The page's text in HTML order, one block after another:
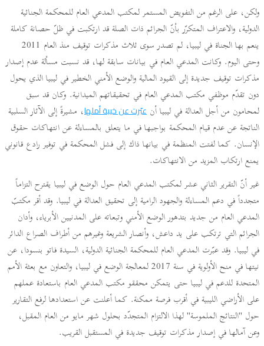
ولكن، على الرغم من التفويض المستمر لمكتب المدعي العام للمحكمة الجنائية
الدولية، والاعتراف المتكرّر بأنّ الجرائم ذات الصلة قد ارتكبت في ظلّ حصانة كاملة
ينعم بها الجناة في ليبيا، لم تصدر سوى ثلاث مذكرات توقيف منذ العام 2011
وحتى اليوم. وكانت المدعي العام في بيانات سابقة لها، قد نسبت مسألة عدم إصدار
مذكرات توقيف جديدة إلى القيود المالية والوضع الأمني الخطير في ليبيا الذي يحول
دون تقدّم موظفي مكتب المدعي العام في تحقيقاتهم الميدانية. وكان قد سبق
لمحامون من أجل العدالة في ليبيا أن عبّرت عن خيبة أملها، مشيرةً إلى الآثار السلبية
الناتجة عن عدم قيام المحكمة بواجبها في ما يتعلق بالمساءلة عن انتهاكات حقوق
الإنسان. كما لفتت المنظمة في بيانها ذاك إلى فشل المحكمة في توفير رادع قانوني
يمنع ارتكاب المزيد من الانتهاكات.
غير أنّ التقرير الثاني عشر لمكتب المدعي العام حول الوضع في ليبيا يقترح التزاماً
متجدداً في دعم المساءلة والجهود الرامية إلى تحقيق العدالة في ليبيا. وقد أقر مكتبّ
المدعي العام من جديد بتدهور الوضع الأمني وتبعاته على المدنيين الأبرياء، وأدان
الجرائم التي ترتكب على يد داعش، وأنصار الشريعة وغيرهم من أطراف الصراع الدائر
في ليبيا. وقد عبّرت المدعي العام للمحكمة الجنائية الدولية، السيدة فاتو بنسودا، عن
نيتها في منح الأولوية في سنة 2017 لمعالجة الوضع في ليبيا، والتعاون مع بعثة الأمم
المتحدة للدعم في ليبيا حتى يتمكن محققو مكتب المدعي العام باستعادة عملهم
على الأراضي الليبية في أقرب فرصة ممكنة. كما أعلنت عن استعدادها لرفع التقارير
حول "النتائج الملموسة" لهذا الالتزام المتجدّد بحلول شهر مايو من العام المقبل،
وعن آمالها في إصدار مذكرات توقيف جديدة في المستقبل القريب.